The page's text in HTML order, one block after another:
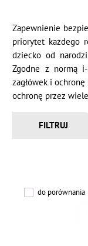
Zapewnienie
priorytet każdego
dziecko od
Zgodne z normą i-
zagłówek i
ochronę przez
FILTRUJ
do porównania